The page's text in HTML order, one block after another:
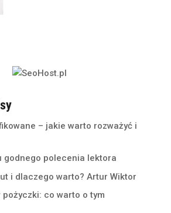
– jakie warto rozważyć i
godnego polecenia lektora
i dlaczego warto? Artur Wiktor
pożyczki: co warto o tym